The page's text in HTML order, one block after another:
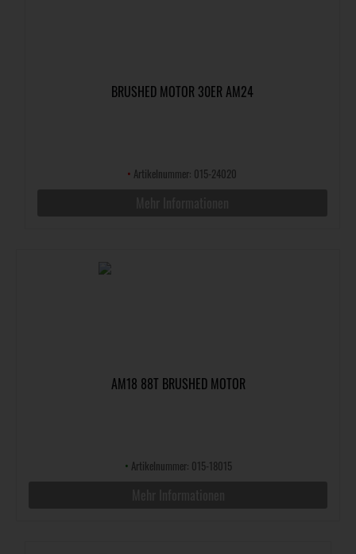
BRUSHED MOTOR 30ER AM24
• Artikelnummer: 015-24020
AM18 88T BRUSHED MOTOR
• Artikelnummer: 015-18015